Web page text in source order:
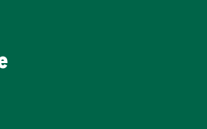
je aan te melden